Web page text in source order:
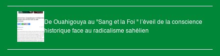
De Ouahigouya au "Sang et la Foi " l’éveil de la conscience
historique face au radicalisme sahélien